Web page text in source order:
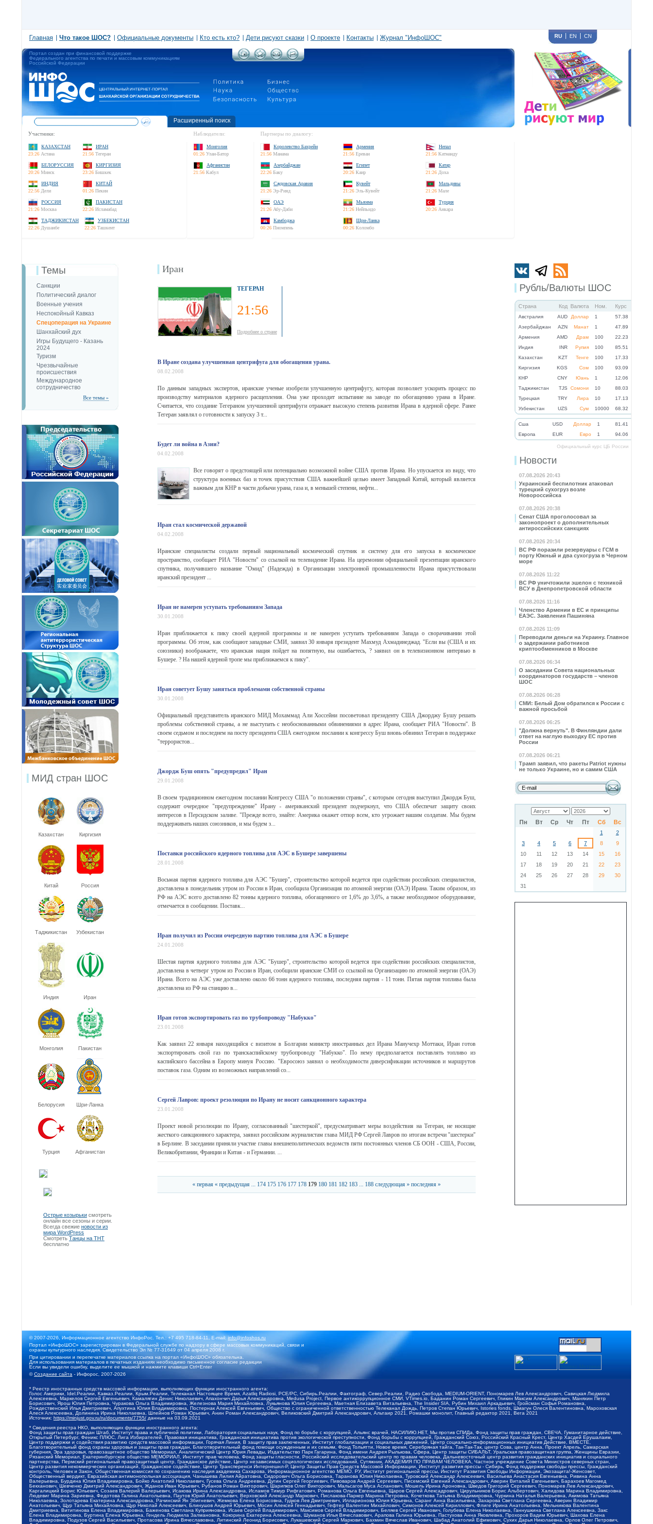
Главная Что такое ШОС? Официальные документы Кто есть кто? Дети рисуют сказки О проекте Контакты Журнал "ИнфоШОС" RU EN CN
Портал создан при финансовой поддержке
Федерального агентства по печати и массовым коммуникациям
Российской Федерации
Расширенный поиск
Участники:
КАЗАХСТАН
23:26 Астана
ИРАН
21:56 Тегеран
БЕЛОРУССИЯ
20:26 Минск
КИРГИЗИЯ
23:26 Бишкек
ИНДИЯ
22:56 Дели
КИТАЙ
01:26 Пекин
РОССИЯ
21:26 Москва
ПАКИСТАН
22:26 Исламабад
ТАДЖИКИСТАН
22:26 Душанбе
УЗБЕКИСТАН
22:26 Ташкент
Наблюдатели:
Монголия
01:26 Улан-Батор
Афганистан
21:56 Кабул
Партнеры по диалогу:
Королевство Бахрейн
21:56 Манама
Армения
21:56 Ереван
Непал
21:56 Катманду
Азербайджан
22:26 Баку
Египет
20:26 Каир
Катар
21:26 Доха
Саудовская Аравия
21:26 Эр-Рияд
Кувейт
21:26 Эль-Кувейт
Мальдивы
21:26 Мале
ОАЭ
21:26 Абу-Даби
Мьянма
21:26 Нейпьидо
Турция
20:26 Анкара
Камбоджа
00:26 Пномпень
Шри-Ланка
00:26 Коломбо
Рубль/Валюты ШОС
Страна Код Валюта Ном. Курс
Австралия AUD Доллар 1
57.38
Азербайджан
AZN Манат 1
47.89
Армения
AMD Драм 100
22.23
Индия
INR Рупия 100
85.51
Казахстан
KZT Тенге 100
17.33
Киргизия
KGS Сом 100
93.09
КНР
CNY Юань 1
12.06
Таджикистан
TJS Сомони 10
88.03
Турецкая
TRY Лира 10
17.13
Узбекистан
UZS Сум 10000 68.32
Cша USD Доллар 1
81.41
Eвропа
EUR Евро 1 94.06
Официальный курс ЦБ России
Новости
07.08.2026 20:43
Украинский беспилотник атаковал
турецкий сухогруз возле
Новороссийска
07.08.2026 20:38
Сенат США проголосовал за
законопроект о дополнительных
антироссийских санкциях
07.08.2026 20:34
ВС РФ поразили резервуары с ГСМ в
порту Южный и два сухогруза в Черном
море
07.08.2026 11:22
ВС РФ уничтожили эшелон с техникой
ВСУ в Днепропетровской области
07.08.2026 11:16
Членство Армении в ЕС и принципы
ЕАЭС. Заявления Пашиняна
07.08.2026 11:09
Переводили деньги на Украину. Главное
о задержании работников
криптообменников в Москве
07.08.2026 06:34
О заседании Совета национальных
координаторов государств – членов
ШОС
07.08.2026 06:28
СМИ: Белый Дом обратился к России с
важной просьбой
07.08.2026 06:25
"Должна вернуть". В Финляндии дали
ответ на наглую выходку ЕС против
России
07.08.2026 06:21
Трамп заявил, что ракеты Patriot нужны
не только Украине, но и самим США
Пн Вт Ср Чт Пт Сб Вс
1
2
3
4 5 6 7 8
9
10
11 12 13 14 15
16
17
18 19 20 21 22
23
24
25 26 27 28 29
30
31
Темы
Санкции
Политический диалог
Военные учения
Неспокойный Кавказ
Спецоперация на Украине
Шанхайский дух
Игры Будущего - Казань
2024
Туризм
Чрезвычайные
происшествия
Международное
сотрудничество
Все темы »
МИД стран ШОС
Казахстан Киргизия
Китай Россия
Таджикистан Узбекистан
Индия Иран
Монголия Пакистан
Белорусия Шри-Ланка
Турция Афганистан
Острые козырьки смотреть
онлайн все сезоны и серии.
Всегда свежие новости из
мира WordPress
Смотреть Танцы на ТНТ
бесплатно
Иран
ТЕГЕРАН
21:56
Подробнее о стране
В Иране создана улучшенная центрифуга для обогащения урана.
08.02.2008
По данным западных экспертов, иранские ученые изобрели улучшенную центрифугу, которая позволяет ускорить процесс по
производству материалов ядерного расщепления. Она уже проходит испытание на заводе по обогащению урана в Иране.
Считается, что создание Тегераном улучшенной центрифуги отражает высокую степень развития Ирана в ядерной сфере. Ранее
Тегеран заявлял о готовности к запуску 3 т...
Будет ли война в Азии?
04.02.2008
Все говорят о предстоящей или потенциально возможной войне США против Ирана. Но упускается из виду, что
структура военных баз и точек присутствия США важнейшей целью имеет Западный Китай, который является
важным для КНР в части добычи урана, газа и, в меньшей степени, нефти...
Иран стал космической державой
04.02.2008
Иранские специалисты создали первый национальный космический спутник и систему для его запуска в космическое
пространство, сообщает РИА "Новости" со ссылкой на телевидение Ирана. На церемонии официальной презентации иранского
спутника, получившего название "Омид" (Надежда) в Организации электронной промышленности Ирана присутствовали
иранский президент ...
Иран не намерен уступать требованиям Запада
30.01.2008
Иран приближается к пику своей ядерной программы и не намерен уступать требованиям Запада о сворачивании этой
программы. Об этом, как сообщают западные СМИ, заявил 30 января президент Махмуд Ахмадинеджад. "Если вы (США и их
союзники) воображаете, что иранская нация пойдет на попятную, вы ошибаетесь, ? заявил он в телевизионном интервью в
Бушере. ? На нашей ядерной тропе мы приближаемся к пику".
Иран советует Бушу заняться проблемами собственной страны
30.01.2008
Официальный представитель иранского МИД Мохаммад Али Хоссейни посоветовал президенту США Джорджу Бушу решать
проблемы собственной страны, а не выступать с необоснованными обвинениями в адрес Ирана, сообщает РИА "Новости". В
своем седьмом и последнем на посту президента США ежегодном послании к конгрессу Буш вновь обвинил Тегеран в поддержке
"террористов...
Джордж Буш опять "предупредил" Иран
29.01.2008
В своем традиционном ежегодном послании Конгрессу США "о положении страны", с которым сегодня выступил Джордж Буш,
содержит очередное "предупреждение" Ирану - американский президент подчеркнул, что США обеспечат защиту своих
интересов в Персидском заливе. "Прежде всего, знайте: Америка окажет отпор всем, кто угрожает нашим солдатам. Мы будем
поддерживать наших союзников, и мы будем з...
Поставки российского ядерного топлива для АЭС в Бушере завершены
28.01.2008
Восьмая партия ядерного топлива для АЭС "Бушер", строительство которой ведется при содействии российских специалистов,
доставлена в понедельник утром из России в Иран, сообщила Организация по атомной энергии (ОАЭ) Ирана. Таким образом, из
РФ на АЭС всего доставлено 82 тонны ядерного топлива, обогащенного от 1,6% до 3,6%, а также необходимое оборудование,
отмечается в сообщении. Поставк...
Иран получил из России очередную партию топлива для АЭС в Бушере
24.01.2008
Шестая партия ядерного топлива для АЭС "Бушер", строительство которой ведется при содействии российских специалистов,
доставлена в четверг утром из России в Иран, сообщили иранские СМИ со ссылкой на Организацию по атомной энергии (ОАЭ)
Ирана. Всего на АЭС уже доставлено около 66 тонн ядерного топлива, последняя партия - 11 тонн. Пятая партия топлива была
доставлена из РФ на станцию в...
Иран готов экспортировать газ по трубопроводу "Набукко"
23.01.2008
Как заявил 22 января находящийся с визитом в Болгарии министр иностранных дел Ирана Манучехр Моттаки, Иран готов
экспортировать свой газ по транскаспийскому трубопроводу "Набукко". По нему предполагается поставлять топливо из
каспийского бассейна в Европу минуя Россию. "Евросоюз заявил о необходимости диверсификации источников и маршрутов
поставок газа. Одним из возможных направлений со...
Сергей Лавров: проект резолюции по Ирану не носит санкционного характера
23.01.2008
Проект новой резолюции по Ирану, согласованный "шестеркой", предусматривает меры воздействия на Тегеран, не носящие
жесткого санкционного характера, заявил российским журналистам глава МИД РФ Сергей Лавров по итогам встречи "шестерки"
в Берлине. В заседании приняли участие главы внешнеполитических ведомств пяти постоянных членов СБ ООН - США, России,
Великобритании, Франции и Китая - и Германии. ...
« первая « предыдущая ... 174 175 176 177 178 179 180 181 182 183 ... 188 следудющая » последняя »
© 2007-2026, Информационное агентство ИнфоРос. Тел.: +7 495 718-84-11, E-mail:info@infoshos.ru
Портал «ИнфоШОС» зарегистрирован в Федеральной службе по надзору в сфере массовых коммуникаций, связи и
охраны культурного наследия. Свидетельство Эл № 77-31649 от 04 апреля 2008 г.
При цитировании и перепечатке материалов ссылка на портал «ИнфоШОС» обязательна.
Для использования материалов в печатных изданиях необходимо письменное согласие редакции
Если вы увидели ошибку, выделите ее мышкой и нажмите клавиши Ctrl+Enter
©Создание сайта - Инфорос, 2007-2026
* Реестр иностранных средств массовой информации, выполняющих функции иностранного агента:
Голос Америки, Idel.Реалии, Кавказ.Реалии, Крым.Реалии, Телеканал Настоящее Время, Azatliq Radiosi, PCE/PC, Сибирь.Реалии, Фактограф, Север.Реалии, Радио Свобода, MEDIUM-ORIENT, Пономарев Лев Александрович, Савицкая Людмила
Алексеевна, Маркелов Сергей Евгеньевич, Камалягин Денис Николаевич, Апахончич Дарья Александровна, Medusa Project, Первое антикоррупционное СМИ, VTimes.io, Баданин Роман Сергеевич, Гликин Максим Александрович, Маняхин Петр
Борисович, Ярош Юлия Петровна, Чуракова Ольга Владимировна, Железнова Мария Михайловна, Лукьянова Юлия Сергеевна, Маетная Елизавета Витальевна, The Insider SIA, Рубин Михаил Аркадьевич, Гройсман Софья Романовна,
Рождественский Илья Дмитриевич, Апухтина Юлия Владимировна, Постернак Алексей Евгеньевич, Общество с ограниченной ответственностью Телеканал Дождь, Петров Степан Юрьевич, Istories fonds, Шмагун Олеся Валентиновна, Мароховская
Алеся Алексеевна, Долинина Ирина Николаевна, Шлейнов Роман Юрьевич, Анин Роман Александрович, Великовский Дмитрий Александрович, Альтаир 2021, Ромашки монолит, Главный редактор 2021, Вега 2021
Источник: https://minjust.gov.ru/ru/documents/7755/ данные на 03.09.2021
* Сведения реестра НКО, выполняющих функции иностранного агента:
Фонд защиты прав граждан Штаб, Институт права и публичной политики, Лаборатория социальных наук, Фонд по борьбе с коррупцией, Альянс врачей, НАСИЛИЮ.НЕТ, Мы против СПИДа, Фонд защиты прав граждан, СВЕЧА, Гуманитарное действие,
Открытый Петербург, Феникс ПЛЮС, Лига Избирателей, Правовая инициатива, Гражданская инициатива против экологической преступности, Фонд борьбы с коррупцией, Гражданский Союз, Российский Красный Крест, Центр Хасдей Ерушалаим,
Центр поддержки и содействия развитию средств массовой информации, Горячая Линия, В защиту прав заключенных, Институт глобализации и социальных движений, Центр социально-информационных инициатив Действие, ВМЕСТЕ,
Благотворительный фонд охраны здоровья и защиты прав граждан, Благотворительный фонд помощи осужденным и их семьям, Фонд Тольятти, Новое время, Серебряная тайга, Так-Так-Так, центр Сова, центр Анна, Проект Апрель, Самарская
губерния, Эра здоровья, правозащитное общество Мемориал, Аналитический Центр Юрия Левады, Издательство Парк Гагарина, Фонд имени Андрея Рылькова, Сфера, Центр защиты СИБАЛЬТ, Уральская правозащитная группа, Женщины Евразии,
Рязанский Мемориал, Екатеринбургское общество МЕМОРИАЛ, Институт прав человека, Фонд защиты гласности, Российский исследовательский центр по правам человека, Дальневосточный центр развития гражданских инициатив и социального
партнерства, Пермский региональный правозащитный центр, Гражданское действие, Центр независимых социологических исследований, Сутяжник, АКАДЕМИЯ ПО ПРАВАМ ЧЕЛОВЕКА, Частное учреждение Совета Министров северных стран,
Центр развития некоммерческих организаций, Гражданское содействие, Центр Трансперенси Интернешнл-Р, Центр Защиты Прав Средств Массовой Информации, Институт развития прессы - Сибирь, Фонд поддержки свободы прессы, Гражданский
контроль, Человек и Закон, Общественная комиссия по сохранению наследия академика Сахарова, Информационное агентство МЕМО. РУ, Институт региональной прессы, Институт Развития Свободы Информации, Экозащита!-Женсовет,
Общественный вердикт, Евразийская антимонопольная ассоциация, Чанышева Лилия Айратовна, Сидорович Ольга Борисовна, Таранова Юлия Николаевна, Туровский Александр Алексеевич, Васильева Анастасия Евгеньевна, Ривина Анна
Валерьевна, Бурдина Юлия Владимировна, Бойко Анатолий Николаевич, Гусева Ольга Андреевна, Дугин Сергей Георгиевич, Пивоваров Андрей Сергеевич, Писемский Евгений Александрович, Аверин Виталий Евгеньевич, Барахоев Магомед
Бекханович, Шевченко Дмитрий Александрович, Жданов Иван Юрьевич, Рубанов Роман Викторович, Шарипков Олег Викторович, Мальсагов Муса Асланович, Мошель Ирина Ароновна, Шведов Григорий Сергеевич, Пономарев Лев Александрович,
Каргалицкий Борис Юльевич, Созаев Валерий Валерьевич, Исакова Ирина Александровна, Исламов Тимур Рифгатович, Романова Ольга Евгеньевна, Щаров Сергей Алексадрович, Цирульников Борис Альбертович, Халидова Марина Владимировна,
Людевиг Марина Зариевна, Федотова Галина Анатольевна, Паутов Юрий Анатольевич, Верховский Александр Маркович, Пислакова-Паркер Марина Петровна, Кочеткова Татьяна Владимировна, Чуркина Наталья Валерьевна, Акимова Татьяна
Николаевна, Золотарева Екатерина Александровна, Рачинский Ян Збигневич, Жемкова Елена Борисовна, Гудков Лев Дмитриевич, Илларионова Юлия Юрьевна, Саранг Анна Васильевна, Захарова Светлана Сергеевна, Аверин Владимир
Анатольевич, Щур Татьяна Михайловна, Щур Николай Алексеевич, Блинушов Андрей Юрьевич, Мосин Алексей Геннадьевич, Гефтер Валентин Михайлович, Симонов Алексей Кириллович, Флиге Ирина Анатольевна, Мельникова Валентина
Дмитриевна, Вититинова Елена Владимировна, Баженова Светлана Куприяновна, Исаев Сергей Владимирович, Максимов Сергей Владимирович, Беляев Сергей Иванович, Голубева Елена Николаевна, Ганнушкина Светлана Алексеевна, Закс
Елена Владимировна, Буртина Елена Юрьевна, Гендель Людмила Залмановна, Кокорина Екатерина Алексеевна, Шуманов Илья Вячеславович, Арапова Галина Юрьевна, Пастухова Анна Яковлевна, Прохоров Вадим Юрьевич, Шахова Елена
Владимировна, Подузов Сергей Васильевич, Протасова Ирина Вячеславовна, Литинский Леонид Борисович, Лукашевский Сергей Маркович, Бахмин Вячеслав Иванович, Шабад Анатолий Ефимович, Сухих Дарья Николаевна, Орлов Олег Петрович,